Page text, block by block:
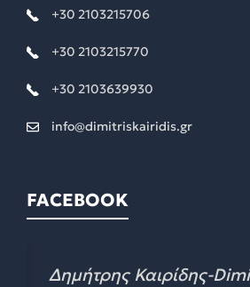
+30 2103215706
+30 2103215770
+30 2103639930
info@dimitriskairidis.gr
FACEBOOK
Δημήτρης Καιρίδης-